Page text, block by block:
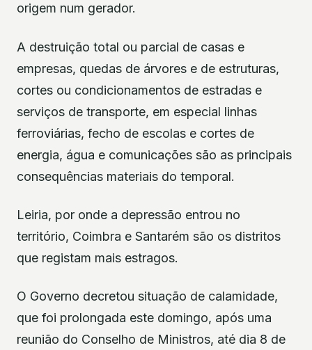
origem num gerador.
A destruição total ou parcial de casas e
empresas, quedas de árvores e de estruturas,
cortes ou condicionamentos de estradas e
serviços de transporte, em especial linhas
ferroviárias, fecho de escolas e cortes de
energia, água e comunicações são as principais
consequências materiais do temporal.
Leiria, por onde a depressão entrou no
território, Coimbra e Santarém são os distritos
que registam mais estragos.
O Governo decretou situação de calamidade,
que foi prolongada este domingo, após uma
reunião do Conselho de Ministros, até dia 8 de